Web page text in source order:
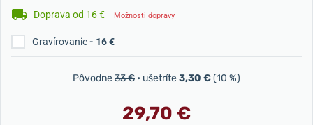
Doprava od 16 € Možnosti dopravy
Gravírovanie- 16 €
Pôvodne33 € • ušetríte3,30 €(10 %)
29,70 €